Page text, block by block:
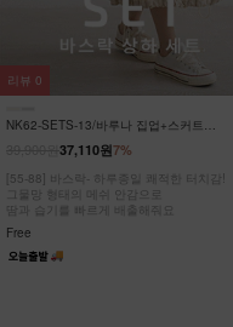
NK62-SETS-13/바루나 집업+스커트
7%
37,110원
[55-88] 바스락- 하루종일 쾌적한 터치감!
그물망 형태의 메쉬 안감으로
땀과 습기를 빠르게 배출해줘요
Free
리뷰 0